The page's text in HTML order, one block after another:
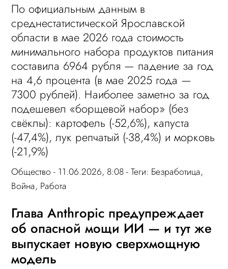
По официальным данным в
среднестатистической Ярославской
области в мае 2026 года стоимость
минимального набора продуктов питания
составила 6964 рубля — падение за год
на 4,6 процента (в мае 2025 года —
7300 рублей). Наиболее заметно за год
подешевел «борщевой набор» (без
свёклы): картофель (-52,6%), капуста
(-47,4%), лук репчатый (-38,4%) и морковь
(-21,9%)
Общество - 11.06.2026, 8:08 - Теги: Безработица,
Война, Работа
Глава Anthropic предупреждает
об опасной мощи ИИ — и тут же
выпускает новую сверхмощную
модель